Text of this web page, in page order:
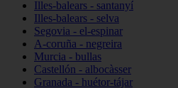
Illes-balears - santanyí
Illes-balears - selva
Segovia - el-espinar
A-coruña - negreira
Murcia - bullas
Castellón - albocàsser
Granada - huétor-tájar